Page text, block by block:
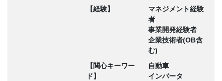
【経験】
マネジメント経験
者
事業開発経験者
企業技術者(OB含
む)
【関心キーワー
ド】
自動車
インバータ